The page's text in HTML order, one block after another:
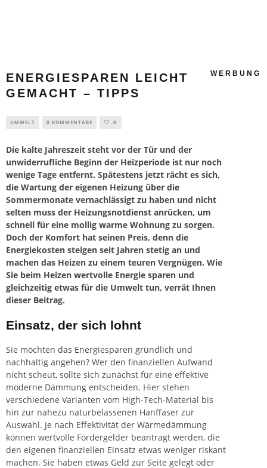
ENERGIESPAREN LEICHT
GEMACHT – TIPPS
WERBUNG
UMWELT 0 KOMMENTARE 0
Die kalte Jahreszeit steht vor der Tür und der
unwiderrufliche Beginn der Heizperiode ist nur noch
wenige Tage entfernt. Spätestens jetzt rächt es sich,
die Wartung der eigenen Heizung über die
Sommermonate vernachlässigt zu haben und nicht
selten muss der Heizungsnotdienst anrücken, um
schnell für eine mollig warme Wohnung zu sorgen.
Doch der Komfort hat seinen Preis, denn die
Energiekosten steigen seit Jahren stetig an und
machen das Heizen zu einem teuren Vergnügen. Wie
Sie beim Heizen wertvolle Energie sparen und
gleichzeitig etwas für die Umwelt tun, verrät Ihnen
dieser Beitrag.
Einsatz, der sich lohnt
Sie möchten das Energiesparen gründlich und
nachhaltig angehen? Wer den finanziellen Aufwand
nicht scheut, sollte sich zunächst für eine effektive
moderne Dämmung entscheiden. Hier stehen
verschiedene Varianten vom High-Tech-Material bis
hin zur nahezu naturbelassenen Hanffaser zur
Auswahl. Je nach Effektivität der Wärmedämmung
können wertvolle Fördergelder beantragt werden, die
den eigenen finanziellen Einsatz etwas weniger riskant
machen. Sie haben etwas Geld zur Seite gelegt oder